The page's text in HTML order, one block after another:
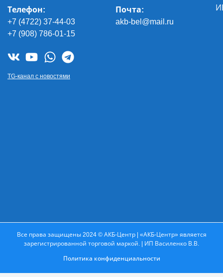
Телефон:
+7 (4722) 37-44-03
+7 (908) 786-01-15
Почта:
akb-bel@mail.ru
TG-канал с новостями
Все права защищены 2024 © АКБ-Центр | «АКБ-Центр» является
зарегистрированной торговой маркой. | ИП Василенко В.В.
Политика конфиденциальности